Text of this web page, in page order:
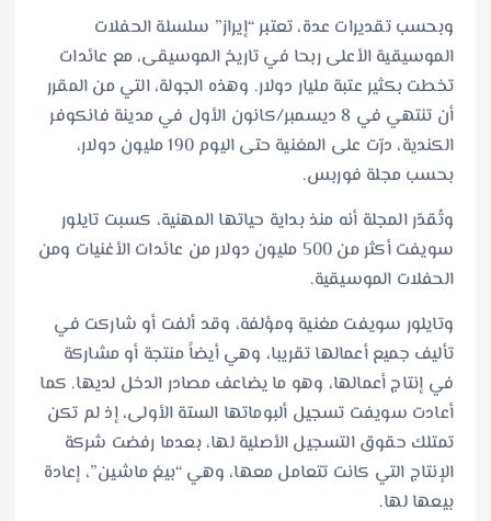
وبحسب تقديرات عدة، تعتبر “إيراز” سلسلة الحفلات
الموسيقية الأعلى ربحا في تاريخ الموسيقى، مع عائدات
تخطت بكثير عتبة مليار دولار. وهذه الجولة، التي من المقرر
أن تنتهي في 8 ديسمبر/كانون الأول في مدينة فانكوفر
الكندية، درّت على المغنية حتى اليوم 190 مليون دولار،
بحسب مجلة فوربس.
وتُقدّر المجلة أنه منذ بداية حياتها المهنية، كسبت تايلور
سويفت أكثر من 500 مليون دولار من عائدات الأغنيات ومن
الحفلات الموسيقية.
وتايلور سويفت مغنية ومؤلفة، وقد ألفت أو شاركت في
تأليف جميع أعمالها تقريبا، وهي أيضاً منتجة أو مشاركة
في إنتاج أعمالها، وهو ما يضاعف مصادر الدخل لديها. كما
أعادت سويفت تسجيل ألبوماتها الستة الأولى، إذ لم تكن
تمتلك حقوق التسجيل الأصلية لها، بعدما رفضت شركة
الإنتاج التي كانت تتعامل معها، وهي “بيغ ماشين”، إعادة
بيعها لها.